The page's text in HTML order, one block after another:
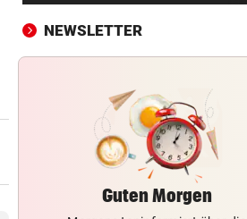
wirklich notwendig?
NEO-RIEDER SCHWAB vor
einen Titel“
IM STEIRISCHEN REVIER vor
Vom „Juniorpartner“ zum
Liga-Rivalen
NEWSLETTER
Guten Morgen